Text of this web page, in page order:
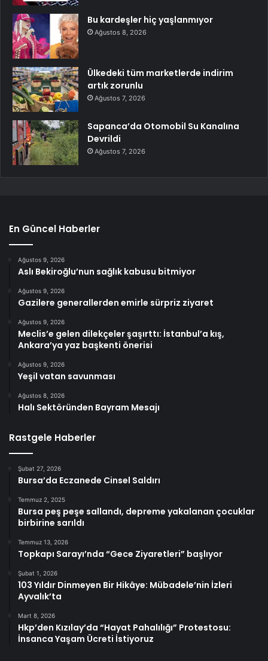
Bu kardeşler hiç yaşlanmıyor
Ağustos 8, 2026
Ülkedeki tüm marketlerde indirim
artık zorunlu
Ağustos 7, 2026
Sapanca’da Otomobil Su Kanalına
Devrildi
Ağustos 7, 2026
En Güncel Haberler
Ağustos 9, 2026
Aslı Bekiroğlu’nun sağlık kabusu bitmiyor
Ağustos 9, 2026
Gazilere generallerden emirle sürpriz ziyaret
Ağustos 9, 2026
Meclis’e gelen dilekçeler şaşırttı: İstanbul’a kış,
Ankara’ya yaz başkenti önerisi
Ağustos 9, 2026
Yeşil vatan savunması
Ağustos 8, 2026
Halı Sektöründen Bayram Mesajı
Rastgele Haberler
Şubat 27, 2026
Bursa’da Eczanede Cinsel Saldırı
Temmuz 2, 2025
Bursa peş peşe sallandı, depreme yakalanan çocuklar
birbirine sarıldı
Temmuz 13, 2026
Topkapı Sarayı’nda “Gece Ziyaretleri” başlıyor
Şubat 1, 2026
103 Yıldır Dinmeyen Bir Hikâye: Mübadele’nin İzleri
Ayvalık’ta
Mart 8, 2026
Hkp’den Kızılay’da “Hayat Pahalılığı” Protestosu:
İnsanca Yaşam Ücreti İstiyoruz